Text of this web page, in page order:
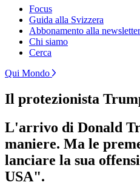
Focus
Guida alla Svizzera
Abbonamento alla newsletter
Chi siamo
Cerca
Qui Mondo
Il protezionista
L'arrivo di Donald
maniere. Ma le
lanciare la sua
USA".